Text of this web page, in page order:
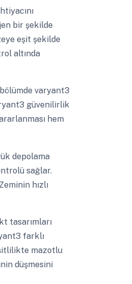
bir şekilde
eşit şekilde
altında
varyant3
güvenilirlik
hem
depolama
sağlar.
hızlı
tasarımları
farklı
mazotlu
düşmesini